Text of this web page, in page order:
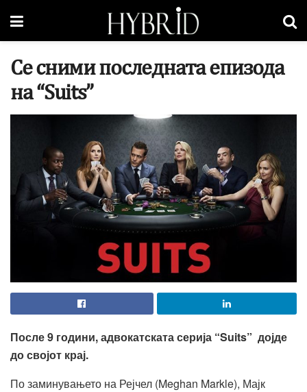
Се сними последната епизода
на “Suits”
После 9 години, адвокатската серија “Suits” дојде
до својот крај.
По заминувањето на Рејчел (Meghan Markle), Мајк